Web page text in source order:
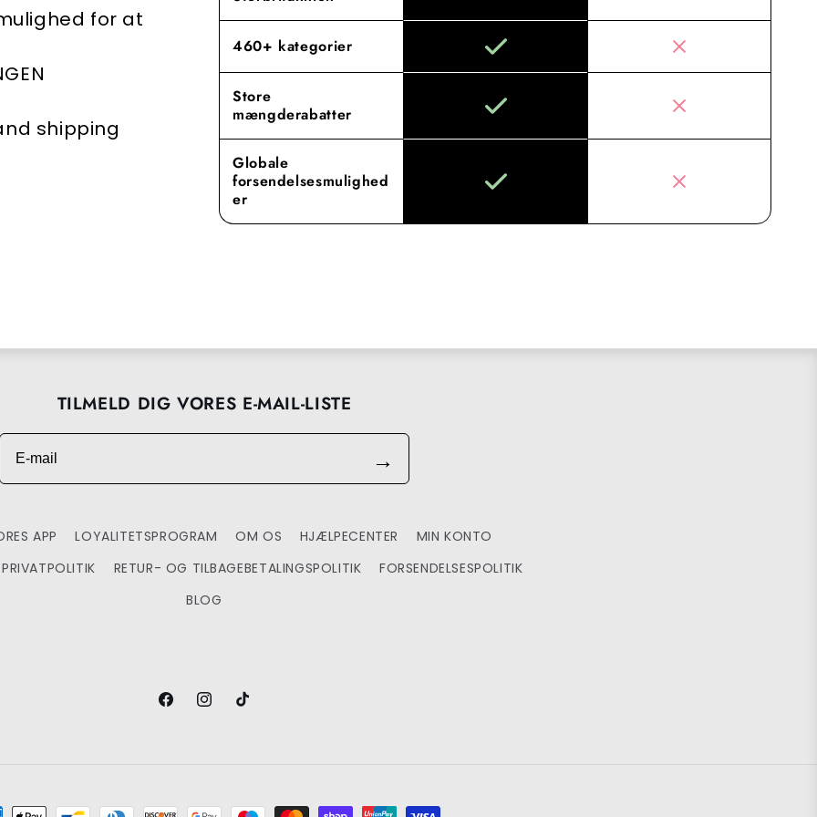
for at
shipping
460+ kategorier
Store
mængderabatter
Globale
forsendelsesmulighed
er
TILMELD DIG VORES E-MAIL-LISTE
E-mail
→
APP LOYALITETSPROGRAM OM OS HJÆLPECENTER
MIN KONTO
PRIVATPOLITIK RETUR- OG TILBAGEBETALINGSPOLITIK
FORSENDELSESPOLITIK
BLOG
FacebookInstagramTikTok